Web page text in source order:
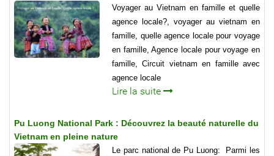
Voyager au Vietnam en famille et quelle
agence locale?, voyager au vietnam en
famille, quelle agence locale pour voyage
en famille, Agence locale pour voyage en
famille, Circuit vietnam en famille avec
agence locale
Lire la suite
Pu Luong National Park : Découvrez la beauté naturelle du
Vietnam en pleine nature
Le parc national de Pu Luong: Parmi les